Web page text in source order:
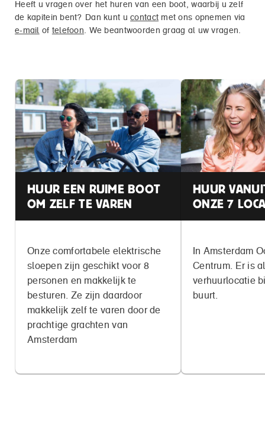
Heeft u vragen over het huren van een boot, waarbij u zelf
de kapitein bent? Dan kunt ucontact met ons opnemen via
e-mail of telefoon. We beantwoorden graag al uw vragen.
HUUR EEN RUIME BOOT
OM ZELF TE VAREN
Onze comfortabele elektrische
sloepen zijn geschikt voor 8
personen en makkelijk te
besturen. Ze zijn daardoor
makkelijk zelf te varen door de
prachtige grachten van
Amsterdam
HUUR
ONZE 7
In Amsterdam
Centrum. Er is
verhuurlocatie
buurt.